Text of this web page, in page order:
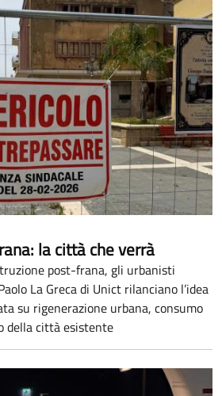
la città che verrà
post-frana, gli urbanisti
La Greca di Unict rilanciano l’idea
su rigenerazione urbana, consumo
della città esistente